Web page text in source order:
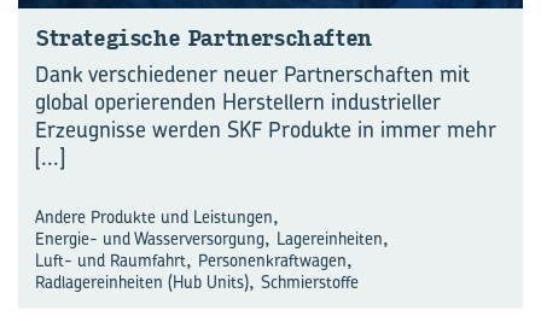
Stra­te­gi­sche Part­ner­schaf­ten
Dank verschiedener neuer Partnerschaften mit
global operierenden Herstellern industrieller
Erzeugnisse werden SKF Produkte in immer mehr
[...]
Andere Produkte und Leistungen,
Energie- und Wasserversorgung, Lagereinheiten,
Luft- und Raumfahrt, Personenkraftwagen,
Radlagereinheiten (Hub Units), Schmierstoffe